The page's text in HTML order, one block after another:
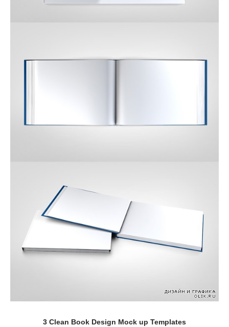
3 Clean Book Design Mock up Templates